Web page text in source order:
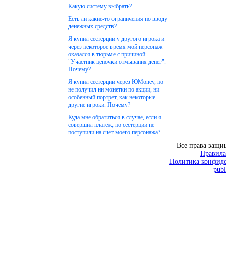
Какую систему выбрать?
Есть ли какие-то ограничения по вводу
денежных средств?
Я купил сестерции у другого игрока и
через некоторое время мой персонаж
оказался в тюрьме с причиной
"Участник цепочки отмывания денег".
Почему?
Я купил сестерции через ЮMoney, но
не получил ни монетки по акции, ни
особенный портрет, как некоторые
другие игроки. Почему?
Куда мне обратиться в случае, если я
совершил платеж, но сестерции не
поступили на счет моего персонажа?
Все права
Политика